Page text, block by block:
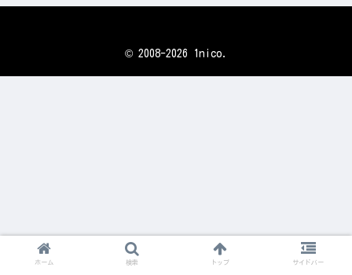
© 2008-2026 1nico.
ホーム 検索 トップ サイドバー